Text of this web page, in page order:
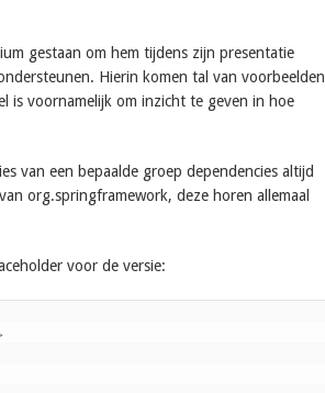
gestaan om hem tijdens zijn presentatie
Hierin komen tal van voorbeelden
is voornamelijk om inzicht te geven in hoe
van een bepaalde groep dependencies altijd
org.springframework, deze horen allemaal
voor de versie: